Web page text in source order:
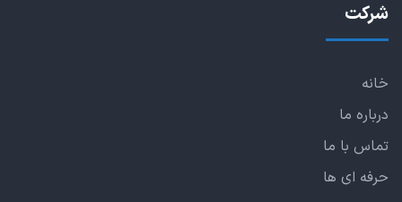
شرکت
خانه
درباره ما
تماس با ما
حرفه ای ها